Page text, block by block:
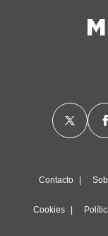
Contacto
Cookies